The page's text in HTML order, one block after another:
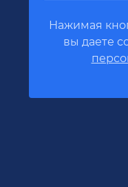
Нажимая
вы даете